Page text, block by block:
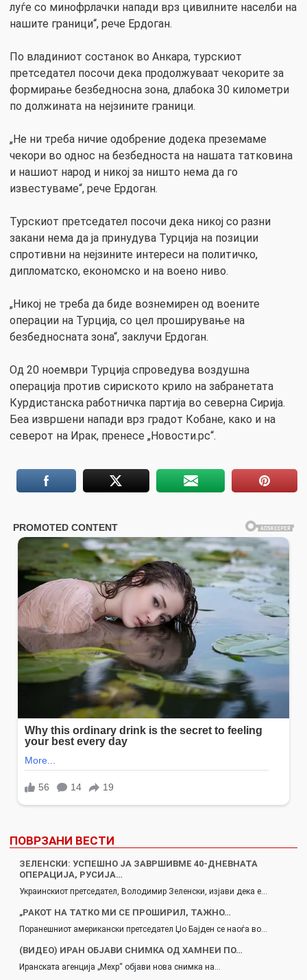
луѓе со минофрлачки напади врз цивилните населби на
нашите граници“, рече Ердоган.
По владиниот состанок во Анкара, турскиот
претседател посочи дека продолжуваат чекорите за
формирање безбедносна зона, длабока 30 километри
по должината на нејзините граници.
„Не ни треба ничие одобрение додека преземаме
чекори во однос на безбедноста на нашата татковина
и нашиот народ и никој за ништо нема да го
известуваме“, рече Ердоган.
Турскиот претседател посочи дека никој со разни
закани нема да ја принудува Турција на позиции
спротивни на нејзините интереси на политичко,
дипломатско, економско и на воено ниво.
„Никој не треба да биде вознемирен од воените
операции на Турција, со цел проширување на
безбедносната зона“, заклучи Ердоган.
Од 20 ноември Турција спроведува воздушна
операција против сириското крило на забранетата
Курдистанска работничка партија во северна Сирија.
Беа извршени напади врз градот Кобане, како и на
северот на Ирак, пренесе „Новости.рс“.
ПОВРЗАНИ ВЕСТИ
ЗЕЛЕНСКИ: УСПЕШНО ЈА ЗАВРШИВМЕ 40-ДНЕВНАТА
ОПЕРАЦИЈА, РУСИЈА…
Украинскиот претседател, Володимир Зеленски, изјави дека е…
„РАКОТ НА ТАТКО МИ СЕ ПРОШИРИЛ, ТАЖНО…
Поранешниот американски претседател Џо Бајден се наоѓа во…
(ВИДЕО) ИРАН ОБЈАВИ СНИМКА ОД ХАМНЕИ ПО…
Иранската агенција „Мехр“ објави нова снимка на…